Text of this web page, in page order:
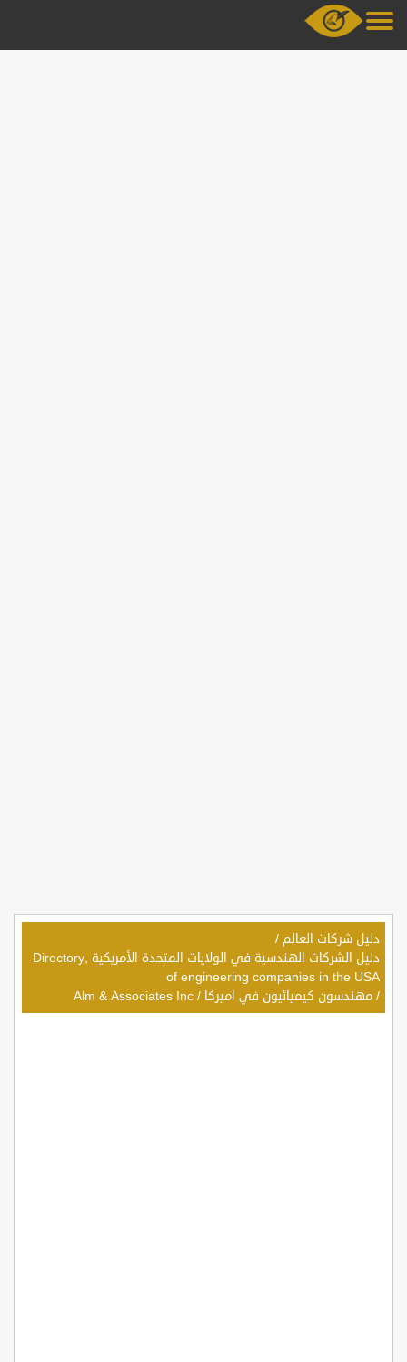
دليل شركات العالم /
دليل الشركات الهندسية في الولايات المتحدة الأمريكية ,Directory
of engineering companies in the USA
/ مهندسون كيميائيون في اميركا /
Alm & Associates Inc